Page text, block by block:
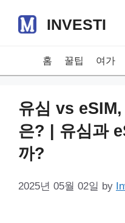
content
INVESTI
홈 꿀팁 여가
유심 vs
은? | 유심과
까?
2025년 05월 02일 by